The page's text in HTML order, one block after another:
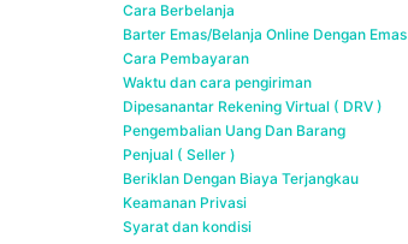
Cara Berbelanja
Barter Emas/Belanja Online Dengan Emas
Cara Pembayaran
Waktu dan cara pengiriman
Dipesanantar Rekening Virtual ( DRV )
Pengembalian Uang Dan Barang
Penjual ( Seller )
Beriklan Dengan Biaya Terjangkau
Keamanan Privasi
Syarat dan kondisi